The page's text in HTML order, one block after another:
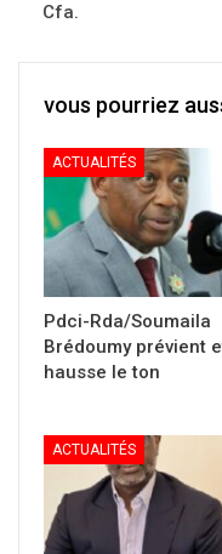
Cfa.
vous pourriez
ACTUALITÉS
Pdci-Rda/Soumaila
Brédoumy prévient
hausse le ton
ACTUALITÉS